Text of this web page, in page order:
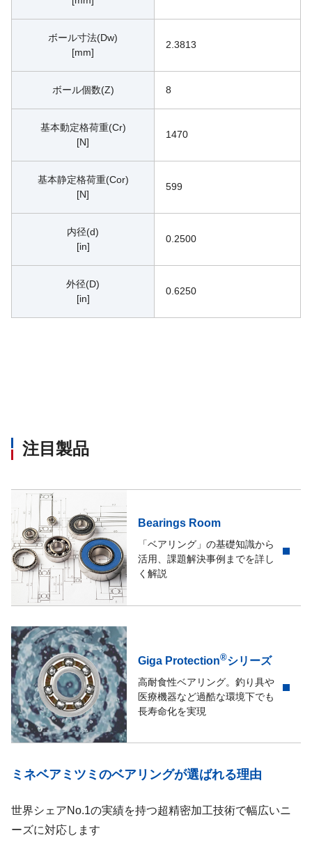
ボール寸法(Dw)
[mm]
2.3813
ボール個数(Z) 8
基本動定格荷重(Cr)
[N]
1470
基本静定格荷重(Cor)
[N]
599
内径(d)
[in]
0.2500
外径(D)
[in]
0.6250
注目製品
Bearings Room
「ベアリング」の基礎知識から
活用、課題解決事例までを詳し
く解説
Giga Protection®シリーズ
高耐食性ベアリング。釣り具や
医療機器など過酷な環境下でも
長寿命化を実現
ミネベアミツミのベアリングが選ばれる理由
世界シェアNo.1の実績を持つ超精密加工技術で幅広いニ
ーズに対応します